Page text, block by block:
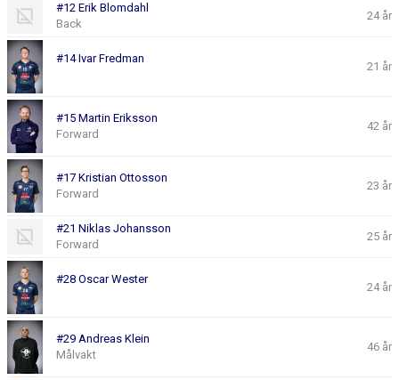
#12 Erik Blomdahl
Back
24 år
#14 Ivar Fredman
21 år
#15 Martin Eriksson
Forward
42 år
#17 Kristian Ottosson
Forward
23 år
#21 Niklas Johansson
Forward
25 år
#28 Oscar Wester
24 år
#29 Andreas Klein
Målvakt
46 år